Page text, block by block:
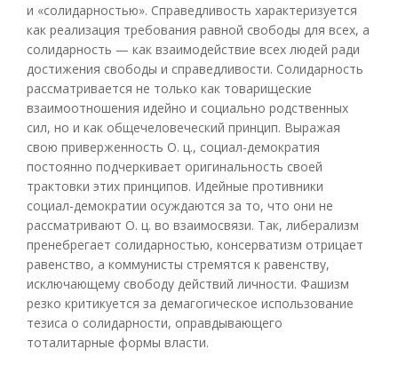
и «солидарностью». Справедливость характеризуется
как реализация требования равной свободы для всех, а
солидарность — как взаимодействие всех людей ради
достижения свободы и справедливости. Солидарность
рассматривается не только как товарищеские
взаимоотношения идейно и социально родственных
сил, но и как общечеловеческий принцип. Выражая
свою приверженность О. ц., социал-демократия
постоянно подчеркивает оригинальность своей
трактовки этих принципов. Идейные противники
социал-демократии осуждаются за то, что они не
рассматривают О. ц. во взаимосвязи. Так, либерализм
пренебрегает солидарностью, консерватизм отрицает
равенство, а коммунисты стремятся к равенству,
исключающему свободу действий личности. Фашизм
резко критикуется за демагогическое использование
тезиса о солидарности, оправдывающего
тоталитарные формы власти.